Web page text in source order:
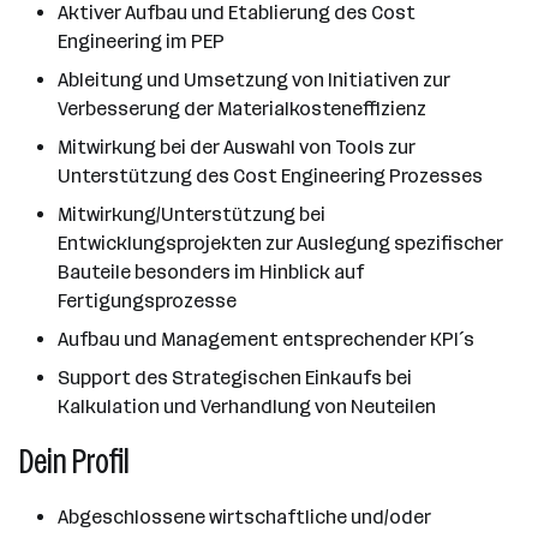
Aktiver Aufbau und Etablierung des Cost
Engineering im PEP
Ableitung und Umsetzung von Initiativen zur
Verbesserung der Materialkosteneffizienz
Mitwirkung bei der Auswahl von Tools zur
Unterstützung des Cost Engineering Prozesses
Mitwirkung/Unterstützung bei
Entwicklungsprojekten zur Auslegung spezifischer
Bauteile besonders im Hinblick auf
Fertigungsprozesse
Aufbau und Management entsprechender KPI´s
Support des Strategischen Einkaufs bei
Kalkulation und Verhandlung von Neuteilen
Dein Profil
Abgeschlossene wirtschaftliche und/oder